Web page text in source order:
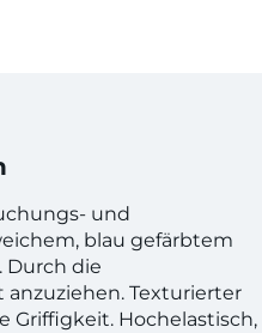
und
blau gefärbtem
Durch die
Texturierter
Griffigkeit. Hochelastisch,